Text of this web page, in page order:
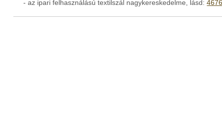
- az ipari felhasználású textilszál nagykereskedelme, lásd: